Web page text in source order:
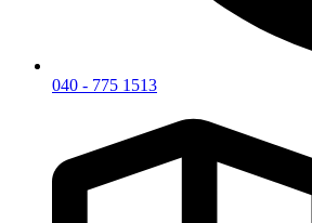
040 - 775 1513